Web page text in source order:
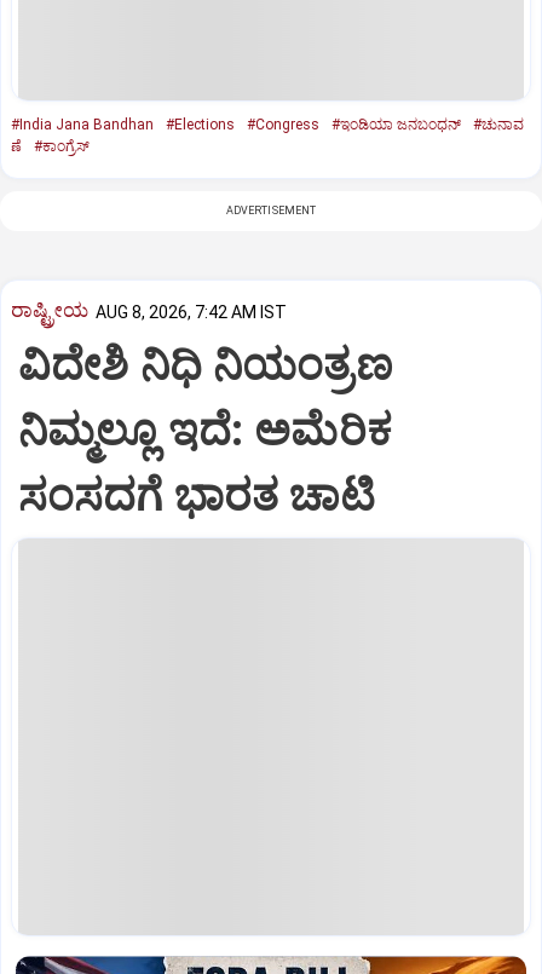
#India Jana Bandhan #Elections #Congress #ಇಂಡಿಯಾ ಜನಬಂಧನ್‌
#ಚುನಾವ
ಣೆ
#ಕಾಂಗ್ರೆಸ್‌
ADVERTISEMENT
ರಾಷ್ಟ್ರೀಯ AUG 8, 2026, 7:42 AM IST
ವಿದೇಶಿ ನಿಧಿ ನಿಯಂತ್ರಣ
ನಿಮ್ಮಲ್ಲೂ ಇದೆ: ಅಮೆರಿಕ
ಸಂಸದಗೆ ಭಾರತ ಚಾಟಿ